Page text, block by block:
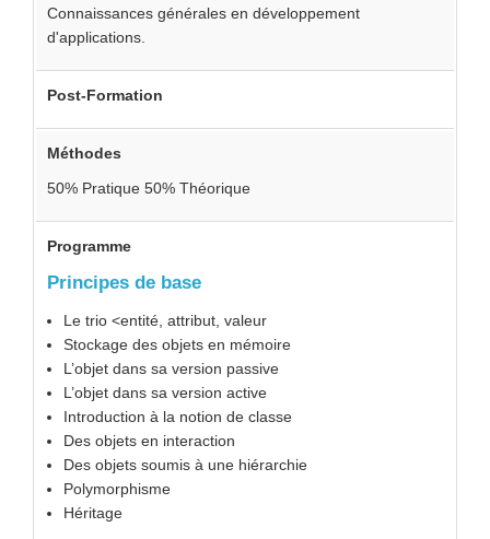
Connaissances générales en développement
d'applications.
Post-Formation
Méthodes
50% Pratique 50% Théorique
Programme
Principes de base
Le trio <entité, attribut, valeur
Stockage des objets en mémoire
L’objet dans sa version passive
L’objet dans sa version active
Introduction à la notion de classe
Des objets en interaction
Des objets soumis à une hiérarchie
Polymorphisme
Héritage